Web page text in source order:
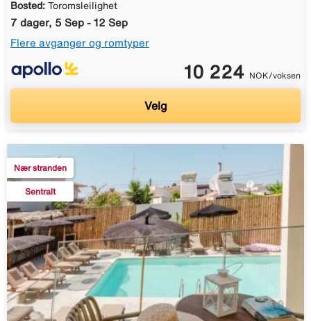
Bosted: Toromsleilighet
7 dager, 5 Sep - 12 Sep
Flere avganger og romtyper
10 224 NOK/voksen
Velg
Nær stranden
Sentralt